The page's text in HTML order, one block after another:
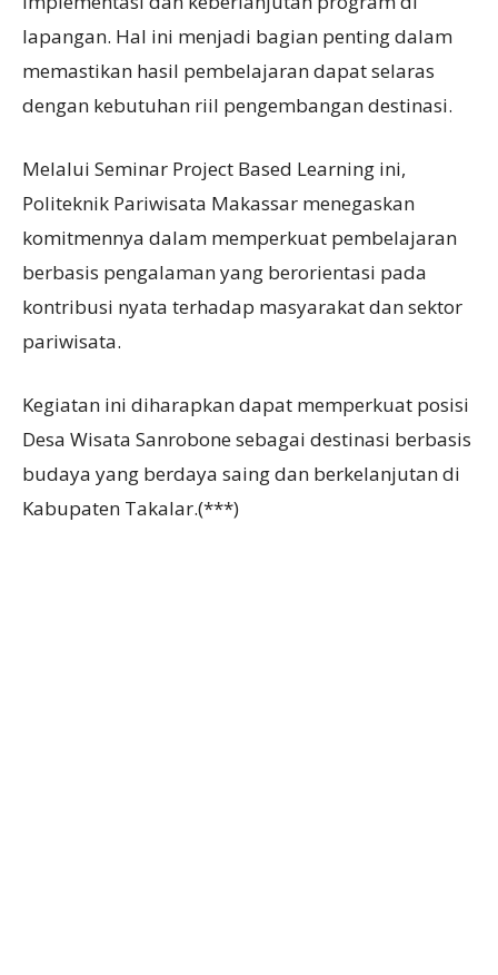
lapangan. Hal ini menjadi bagian penting dalam
memastikan hasil pembelajaran dapat selaras
dengan kebutuhan riil pengembangan destinasi.
Melalui Seminar Project Based Learning ini,
Politeknik Pariwisata Makassar menegaskan
komitmennya dalam memperkuat pembelajaran
berbasis pengalaman yang berorientasi pada
kontribusi nyata terhadap masyarakat dan sektor
pariwisata.
Kegiatan ini diharapkan dapat memperkuat posisi
Desa Wisata Sanrobone sebagai destinasi berbasis
budaya yang berdaya saing dan berkelanjutan di
Kabupaten Takalar.(***)